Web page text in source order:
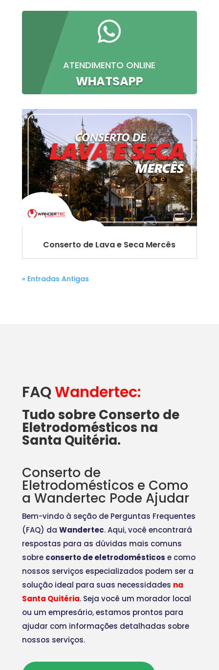

ATENDIMENTO ONLINE
WHATSAPP
Conserto de Lava e Seca Mercês
« Entradas Antigas
FAQWandertec:
Tudo sobre Conserto de
Eletrodomésticos na
Santa Quitéria.
Conserto de
Eletrodomésticos e Como
a Wandertec Pode Ajudar
Bem-vindo à seção de Perguntas Frequentes
(FAQ) da Wandertec. Aqui, você encontrará
respostas para as dúvidas mais comuns
sobre conserto de eletrodomésticos e como
nossos serviços especializados podem ser a
solução ideal para suas necessidades na
Santa Quitéria. Seja você um morador local
ou um empresário, estamos prontos para
ajudar com informações detalhadas sobre
nossos serviços.